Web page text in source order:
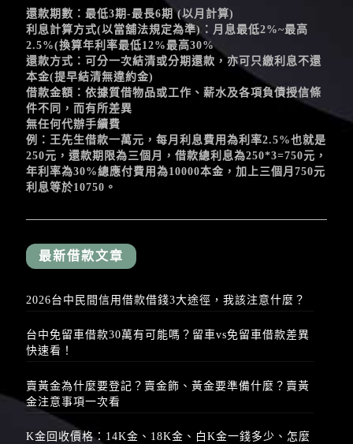
還款期數：最低3期-最長6期 (以月計算)
利息計算方式(以當舖法規定為準)：月息最低2%~最高
2.5%(換算年利率最低12%最高30%
還款方式：可分一次結清或分期還款，亦可只繳利息不還
本金(提早結清無違約金)
借款金額：依據質借物品或工作、薪水及各項負債授信條
件不同，而有所差異
無任何代辦手續費
例：王先生借款一萬元，每月利息費用為利率2.5%也就是
250元，還款期限為三個月，借款總利息為250*3=750元，
年利率為30%總應付費用為10000本金，加上三個月750元
利息等於10750。
最新借款文章
2026台中民間信用借款借錢3大途徑，我該注意什麼？
台中免留車借款30萬有可能嗎？留車vs免留車借款差異
快速看！
賣黃金為什麼要登記？賣金飾、黃金要準備什麼？賣黃
金注意事項一次看
K金回收價格：14K金、18K金、白K金一錢多少、怎麼